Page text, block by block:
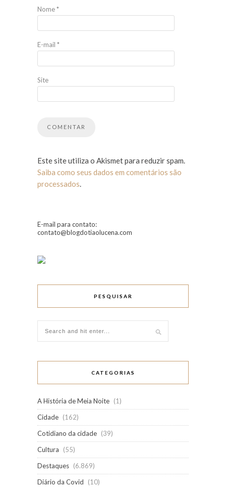
Nome*
E-mail *
Site
Este site utiliza o Akismet para reduzir spam.
Saiba como seus dados em comentários são
processados.
E-mail para contato:
contato@blogdotiaolucena.com
PESQUISAR
CATEGORIAS
A História de Meia Noite (1)
Cidade (162)
Cotidiano da cidade (39)
Cultura
(55)
Destaques (6.869)
Diário da Covid
(10)